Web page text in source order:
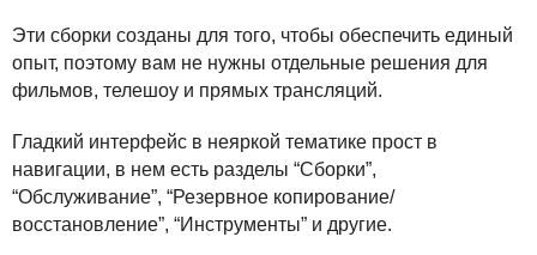
Эти сборки созданы для того, чтобы обеспечить единый
опыт, поэтому вам не нужны отдельные решения для
фильмов, телешоу и прямых трансляций.
Гладкий интерфейс в неяркой тематике прост в
навигации, в нем есть разделы “Сборки”,
“Обслуживание”, “Резервное копирование/
восстановление”, “Инструменты” и другие.